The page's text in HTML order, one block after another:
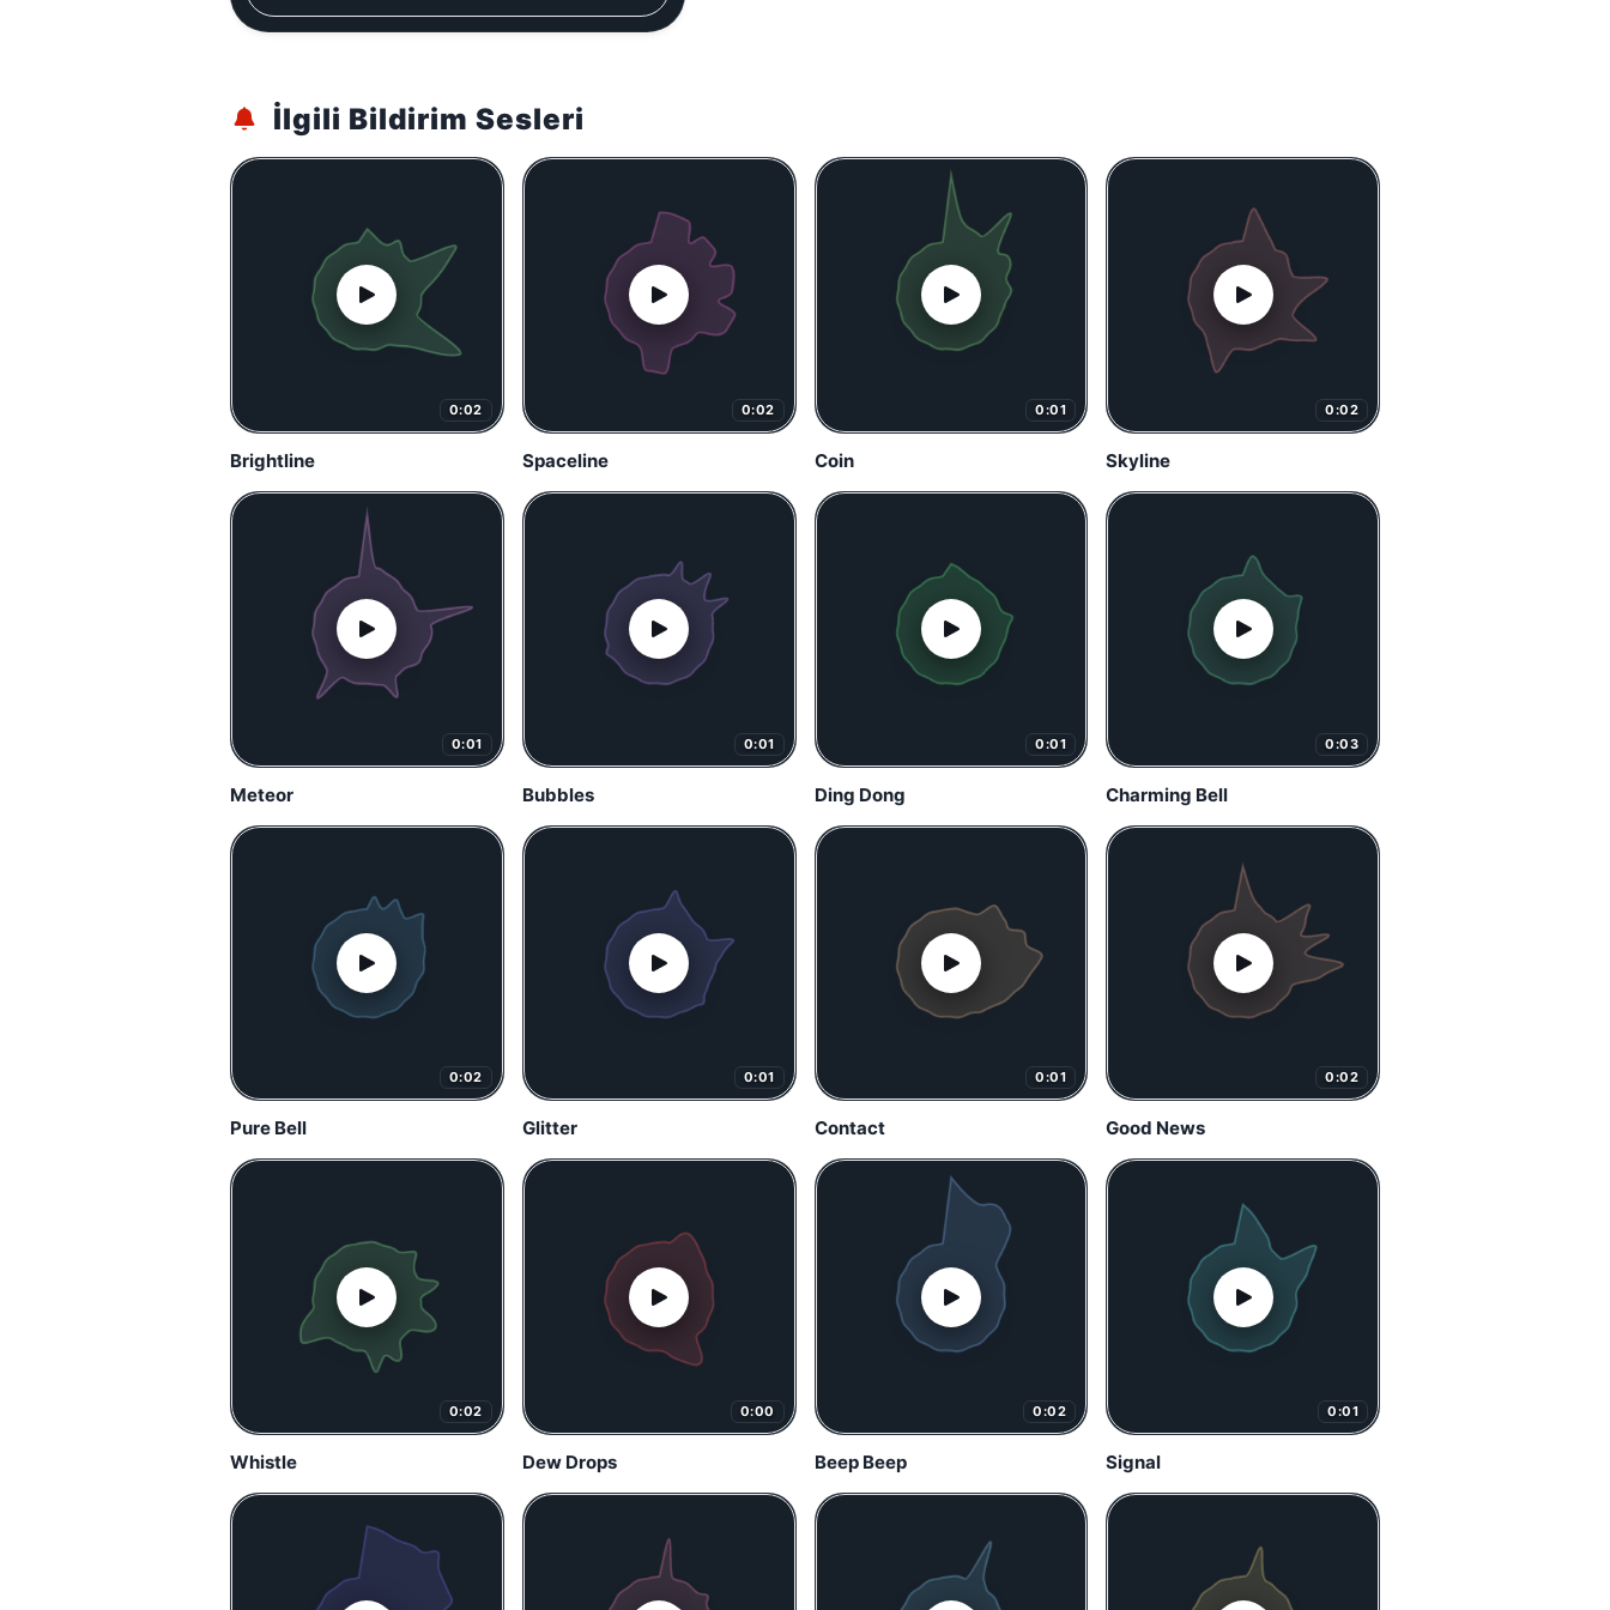
İlgili Bildirim Sesleri
0:02
Brightline
0:02
Spaceline
0:01
Coin
0:02
Skyline
0:01
Meteor
0:01
Bubbles
0:01
Ding Dong
0:03
Charming Bell
0:02
Pure Bell
0:01
Glitter
0:01
Contact
0:02
Good News
0:02
Whistle
0:00
Dew Drops
0:02
Beep Beep
0:01
Signal